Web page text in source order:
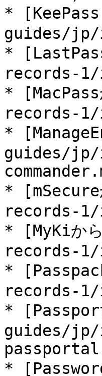
*
guides/jp/
*
records-
*
records-1/
*
guides/
*
records-1/
* [MyKiか
records-
*
records-1/
*
guides/
*